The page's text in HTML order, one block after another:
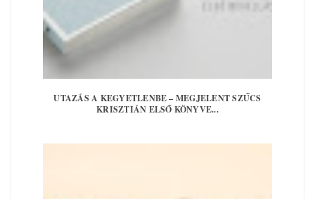
UTAZÁS A KEGYETLENBE – MEGJELENT SZŰCS
KRISZTIÁN ELSŐ KÖNYVE...